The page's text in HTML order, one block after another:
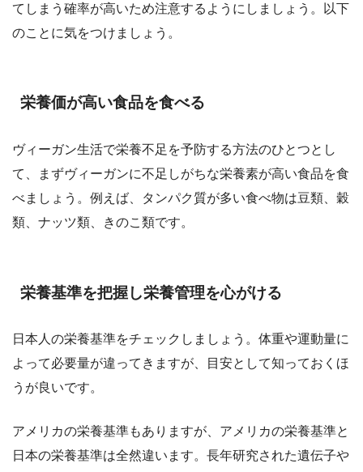
てしまう確率が高いため注意するようにしましょう。以下
のことに気をつけましょう。
栄養価が高い食品を食べる
ヴィーガン生活で栄養不足を予防する方法のひとつとし
て、まずヴィーガンに不足しがちな栄養素が高い食品を食
べましょう。例えば、タンパク質が多い食べ物は豆類、穀
類、ナッツ類、きのこ類です。
栄養基準を把握し栄養管理を心がける
日本人の栄養基準をチェックしましょう。体重や運動量に
よって必要量が違ってきますが、目安として知っておくほ
うが良いです。
アメリカの栄養基準もありますが、アメリカの栄養基準と
日本の栄養基準は全然違います。長年研究された遺伝子や